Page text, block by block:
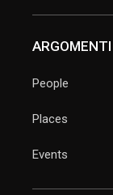
ARGOMENTI
People
Places
Events